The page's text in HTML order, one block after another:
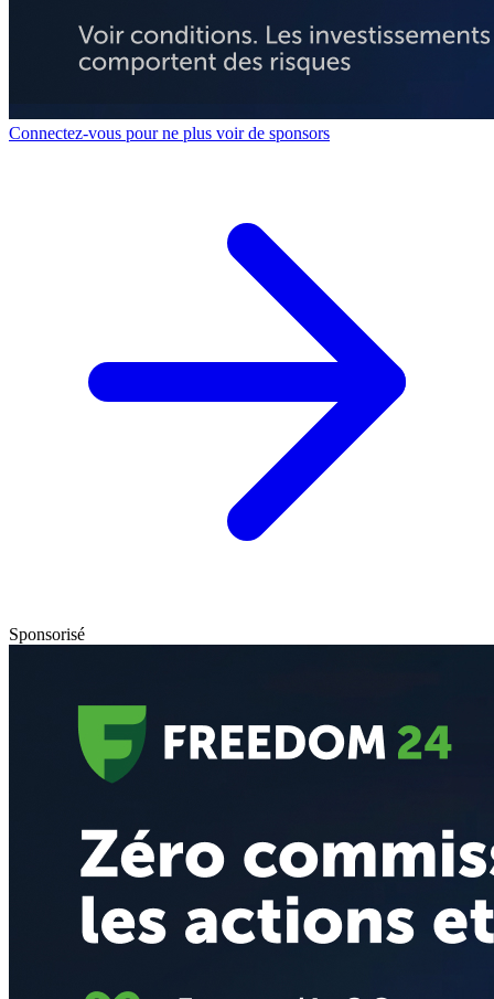
Connectez-vous pour ne plus voir de sponsors
Sponsorisé